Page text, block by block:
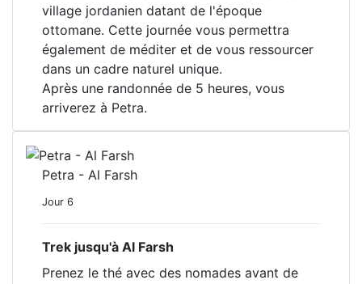
village jordanien datant de l'époque
ottomane. Cette journée vous permettra
également de méditer et de vous ressourcer
dans un cadre naturel unique.
Après une randonnée de 5 heures, vous
arriverez à Petra.
Petra - Al Farsh
Jour 6
Trek jusqu'à Al Farsh
Prenez le thé avec des nomades avant de